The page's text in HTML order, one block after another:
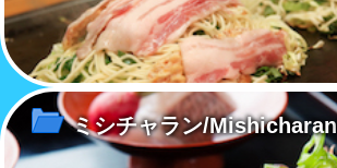
ミシチャラン/Mishicharan